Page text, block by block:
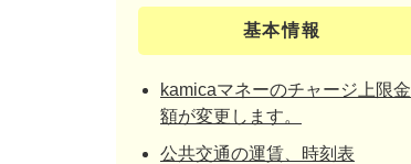
基本情報
kamicaマネーのチャージ上限金
額が変更します。
公共交通の運賃、時刻表